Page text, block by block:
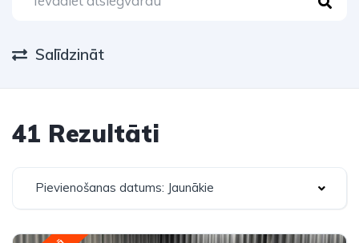
Salīdzināt
41 Rezultāti
Pievienošanas datums: Jaunākie